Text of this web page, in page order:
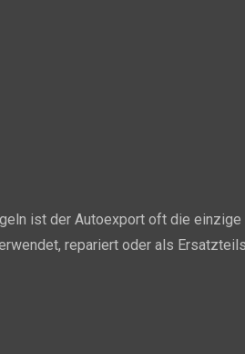
ist der Autoexport oft die
repariert oder als